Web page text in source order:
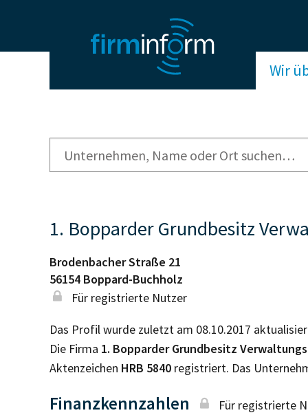
Wir
1. Bopparder Grundbesitz
Brodenbacher Straße 21
56154 Boppard-Buchholz
Für registrierte Nutzer
Das Profil wurde zuletzt am 08.10.2017
Die Firma 1. Bopparder Grundbesitz
Aktenzeichen HRB 5840 registriert. Das
Finanzkennzahlen Für registrierte